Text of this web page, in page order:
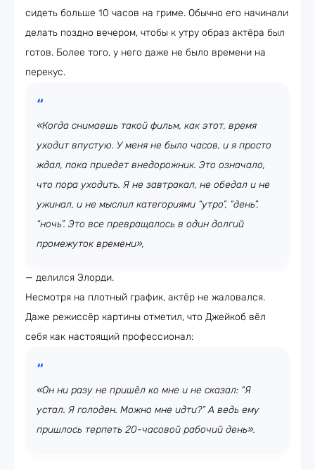
сидеть больше 10 часов на гриме. Обычно его начинали
делать поздно вечером, чтобы к утру образ актёра был
готов. Более того, у него даже не было времени на
перекус.
«Когда снимаешь такой фильм, как этот, время
уходит впустую. У меня не было часов, и я просто
ждал, пока приедет внедорожник. Это означало,
что пора уходить. Я не завтракал, не обедал и не
ужинал, и не мыслил категориями “утро”, “день”,
“ночь”. Это все превращалось в один долгий
промежуток времени»,
— делился Элорди.
Несмотря на плотный график, актёр не жаловался.
Даже режиссёр картины отметил, что Джейкоб вёл
себя как настоящий профессионал:
«Он ни разу не пришёл ко мне и не сказал: “Я
устал. Я голоден. Можно мне идти?” А ведь ему
пришлось терпеть 20-часовой рабочий день».